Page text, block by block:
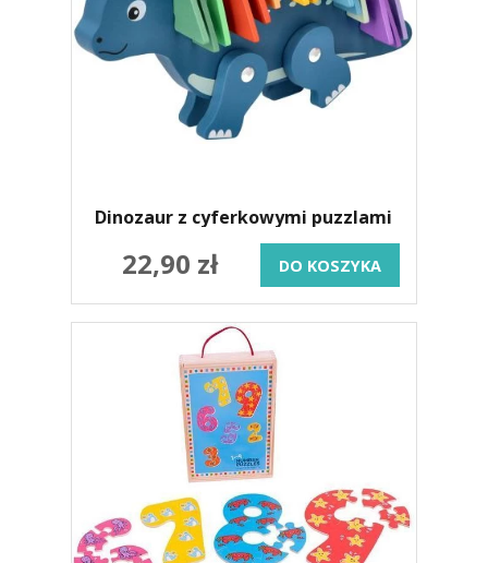
Dinozaur z cyferkowymi puzzlami
22,90 zł DO KOSZYKA